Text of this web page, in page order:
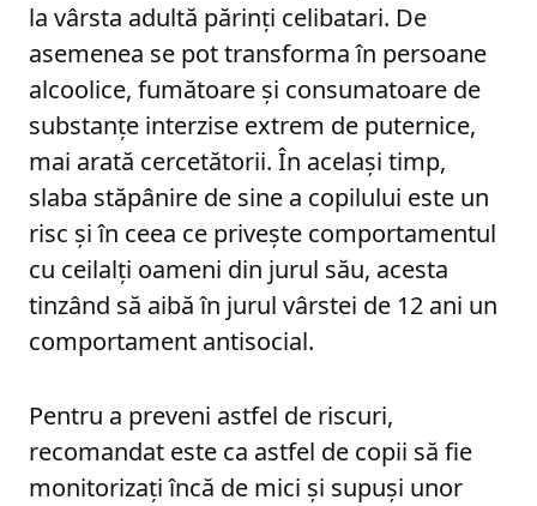
la vârsta adultă părinţi celibatari. De
asemenea se pot transforma în persoane
alcoolice, fumătoare şi consumatoare de
substanţe interzise extrem de puternice,
mai arată cercetătorii. În acelaşi timp,
slaba stăpânire de sine a copilului este un
risc şi în ceea ce priveşte comportamentul
cu ceilalţi oameni din jurul său, acesta
tinzând să aibă în jurul vârstei de 12 ani un
comportament antisocial.
Pentru a preveni astfel de riscuri,
recomandat este ca astfel de copii să fie
monitorizaţi încă de mici şi supuşi unor